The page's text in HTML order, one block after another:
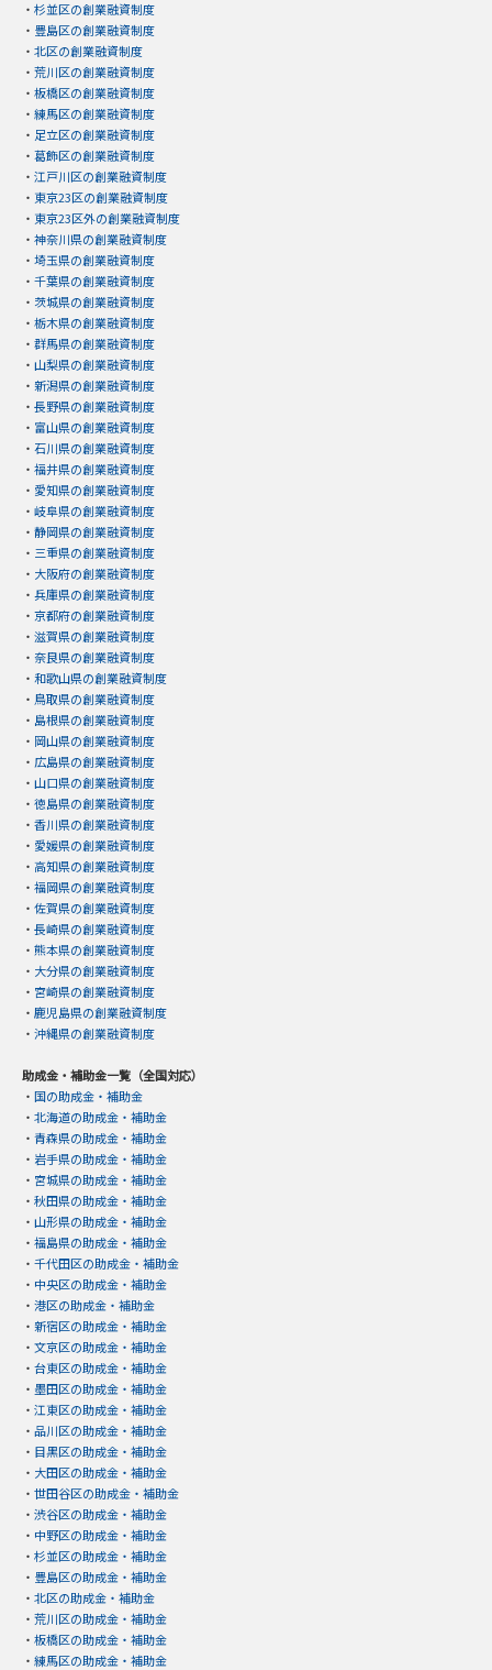
・ 杉並区の創業融資制度
・ 豊島区の創業融資制度
・ 北区の創業融資制度
・ 荒川区の創業融資制度
・ 板橋区の創業融資制度
・ 練馬区の創業融資制度
・ 足立区の創業融資制度
・ 葛飾区の創業融資制度
・ 江戸川区の創業融資制度
・ 東京23区の創業融資制度
・ 東京23区外の創業融資制度
・ 神奈川県の創業融資制度
・ 埼玉県の創業融資制度
・ 千葉県の創業融資制度
・ 茨城県の創業融資制度
・ 栃木県の創業融資制度
・ 群馬県の創業融資制度
・ 山梨県の創業融資制度
・ 新潟県の創業融資制度
・ 長野県の創業融資制度
・ 富山県の創業融資制度
・ 石川県の創業融資制度
・ 福井県の創業融資制度
・ 愛知県の創業融資制度
・ 岐阜県の創業融資制度
・ 静岡県の創業融資制度
・ 三重県の創業融資制度
・ 大阪府の創業融資制度
・ 兵庫県の創業融資制度
・ 京都府の創業融資制度
・ 滋賀県の創業融資制度
・ 奈良県の創業融資制度
・ 和歌山県の創業融資制度
・ 鳥取県の創業融資制度
・ 島根県の創業融資制度
・ 岡山県の創業融資制度
・ 広島県の創業融資制度
・ 山口県の創業融資制度
・ 徳島県の創業融資制度
・ 香川県の創業融資制度
・ 愛媛県の創業融資制度
・ 高知県の創業融資制度
・ 福岡県の創業融資制度
・ 佐賀県の創業融資制度
・ 長崎県の創業融資制度
・ 熊本県の創業融資制度
・ 大分県の創業融資制度
・ 宮崎県の創業融資制度
・ 鹿児島県の創業融資制度
・ 沖縄県の創業融資制度
助成金・補助金一覧（全国対応）
・ 国の助成金・補助金
・ 北海道の助成金・補助金
・ 青森県の助成金・補助金
・ 岩手県の助成金・補助金
・ 宮城県の助成金・補助金
・ 秋田県の助成金・補助金
・ 山形県の助成金・補助金
・ 福島県の助成金・補助金
・ 千代田区の助成金・補助金
・ 中央区の助成金・補助金
・ 港区の助成金・補助金
・ 新宿区の助成金・補助金
・ 文京区の助成金・補助金
・ 台東区の助成金・補助金
・ 墨田区の助成金・補助金
・ 江東区の助成金・補助金
・ 品川区の助成金・補助金
・ 目黒区の助成金・補助金
・ 大田区の助成金・補助金
・ 世田谷区の助成金・補助金
・ 渋谷区の助成金・補助金
・ 中野区の助成金・補助金
・ 杉並区の助成金・補助金
・ 豊島区の助成金・補助金
・ 北区の助成金・補助金
・ 荒川区の助成金・補助金
・ 板橋区の助成金・補助金
・ 練馬区の助成金・補助金